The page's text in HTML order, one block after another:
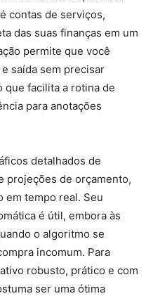
contas de serviços,
das suas finanças em um
permite que você
saída sem precisar
que facilita a rotina de
para anotações
detalhados de
projeções de orçamento,
tempo real. Seu
é útil, embora às
o algoritmo se
incomum. Para
robusto, prático e com
ser uma ótima